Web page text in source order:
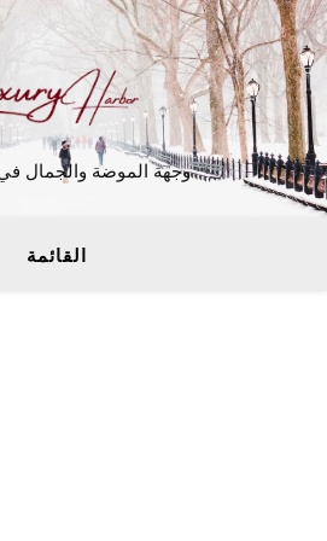
وجهة الموضة والجمال
القائمة